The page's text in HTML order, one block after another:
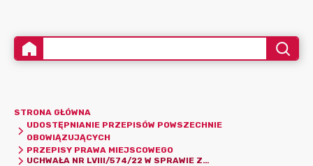
STRONA GŁÓWNA
UDOSTĘPNIANIE PRZEPISÓW POWSZECHNIE
OBOWIĄZUJĄCYCH
PRZEPISY PRAWA MIEJSCOWEGO
UCHWAŁA NR LVIII/574/22 W SPRAWIE ZMIANY UCHWAŁY NR XXXIV/318/09 RADY GMINY BOBROWNIKI Z DNIA 28 SIERPNIA 2009 R. W SPRAWIE UCHWALENIA STATUTU SOŁECTWA TWARDOWICE (DZ. URZ. WOJ. ŚL. NR 182, POZ. 3334)